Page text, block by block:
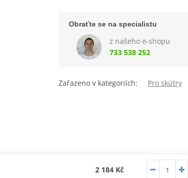
Obraťte se na specialistu
z našeho e-shopu
733 538 252
Zařazeno v kategoriích: Pro skútry
2 184 Kč